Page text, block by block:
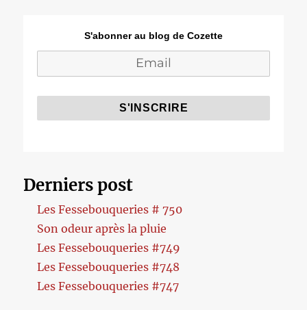
S'abonner au blog de Cozette
Derniers post
Les Fessebouqueries # 750
Son odeur après la pluie
Les Fessebouqueries #749
Les Fessebouqueries #748
Les Fessebouqueries #747